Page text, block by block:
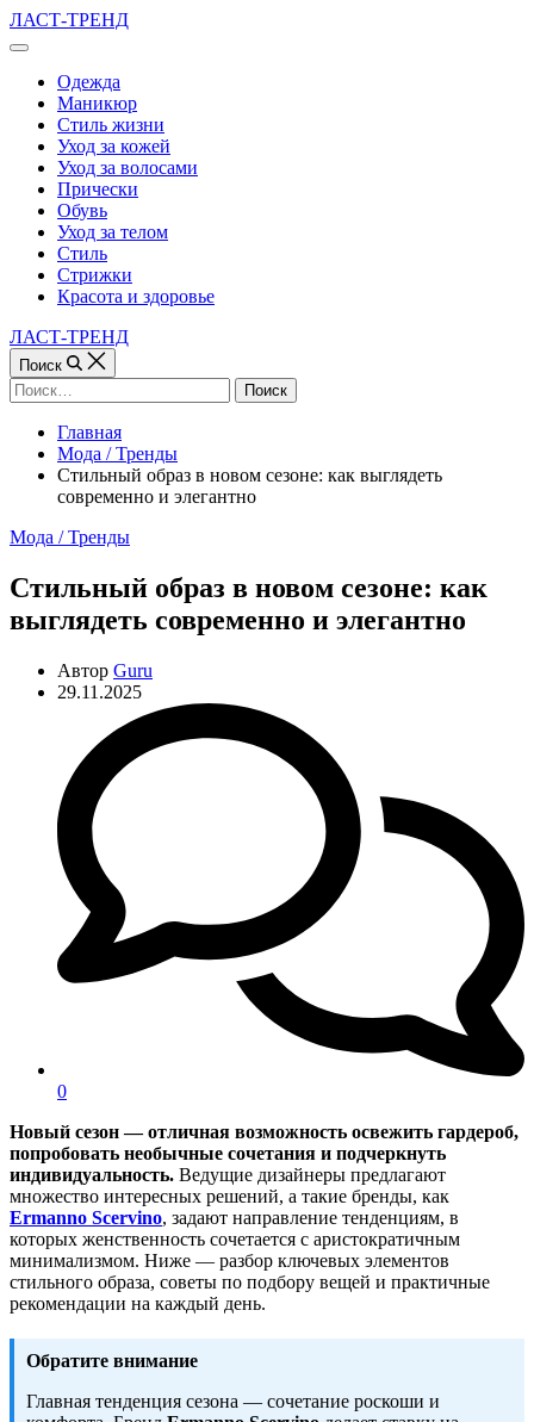
Перейти
к
ЛАСТ-ТРЕНД
Вне
холстаОдежда
Маникюр
Стиль жизни
Уход за кожей
Уход за волосами
Прически
Обувь
Уход за телом
Стиль
Стрижки
Красота и здоровье
ЛАСТ-ТРЕНД
Поиск
Найти:
Главная
Мода / Тренды
Стильный образ в новом сезоне: как выглядеть
современно и элегантно
Рубрики
Мода / Тренды
Стильный образ в новом сезоне: как
выглядеть современно и элегантно
Автор Guru
29.11.2025
0
Новый сезон — отличная возможность освежить гардероб,
попробовать необычные сочетания и подчеркнуть
индивидуальность. Ведущие дизайнеры предлагают
множество интересных решений, а такие бренды, как
Ermanno Scervino, задают направление тенденциям, в
которых женственность сочетается с аристократичным
минимализмом. Ниже — разбор ключевых элементов
стильного образа, советы по подбору вещей и практичные
рекомендации на каждый день.
Обратите внимание
Главная тенденция сезона — сочетание роскоши и